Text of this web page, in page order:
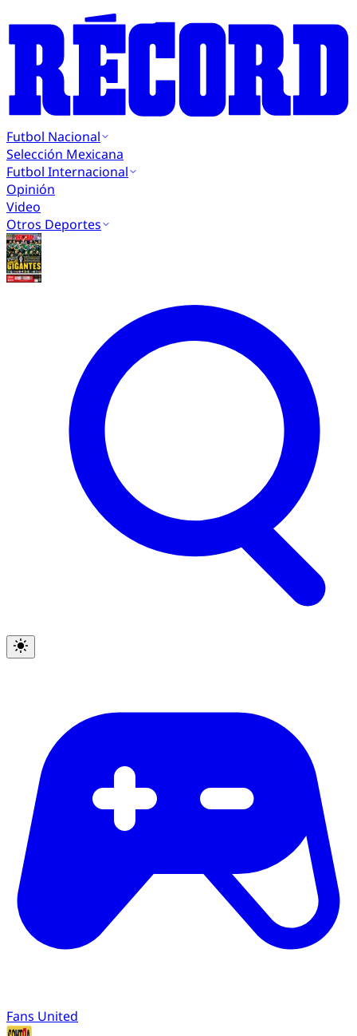
Futbol Nacional
Selección Mexicana
Futbol Internacional
Opinión
Video
Otros Deportes
Fans United